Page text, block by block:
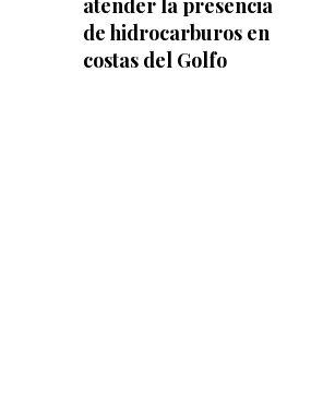
de hidrocarburos en
costas del Golfo